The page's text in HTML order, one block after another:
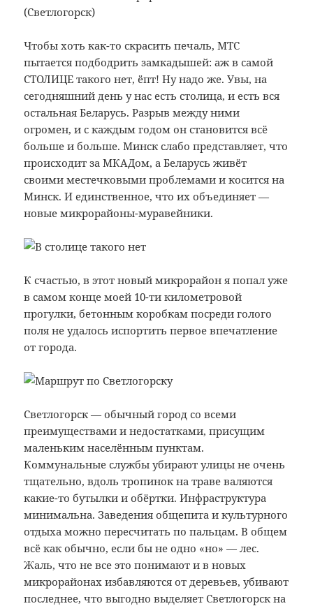
Чтобы хоть как-то скрасить печаль, МТС
пытается подбодрить замкадышей: аж в самой
СТОЛИЦЕ такого нет, ёпт! Ну надо же. Увы, на
сегодняшний день у нас есть столица, и есть вся
остальная Беларусь. Разрыв между ними
огромен, и с каждым годом он становится всё
больше и больше. Минск слабо представляет, что
происходит за МКАДом, а Беларусь живёт
своими местечковыми проблемами и косится на
Минск. И единственное, что их объединяет —
новые микрорайоны-муравейники.
К счастью, в этот новый микрорайон я попал уже
в самом конце моей 10-ти километровой
прогулки, бетонным коробкам посреди голого
поля не удалось испортить первое впечатление
от города.
Светлогорск — обычный город со всеми
преимуществами и недостатками, присущим
маленьким населённым пунктам.
Коммунальные службы убирают улицы не очень
тщательно, вдоль тропинок на траве валяются
какие-то бутылки и обёртки. Инфраструктура
минимальна. Заведения общепита и культурного
отдыха можно пересчитать по пальцам. В общем
всё как обычно, если бы не одно «но» — лес.
Жаль, что не все это понимают и в новых
микрорайонах избавляются от деревьев, убивают
последнее, что выгодно выделяет Светлогорск на